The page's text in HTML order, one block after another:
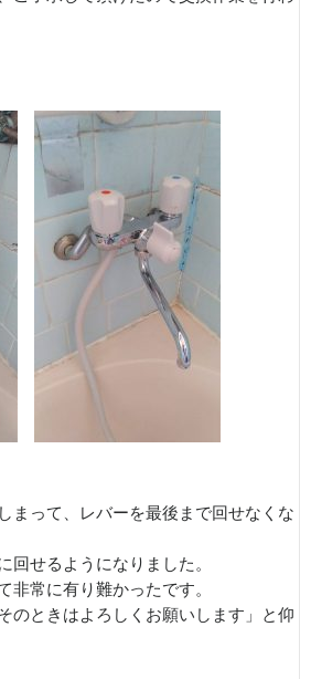
まって、レバーを最後まで回せなくな
回せるようになりました。
非常に有り難かったです。
のときはよろしくお願いします」と仰